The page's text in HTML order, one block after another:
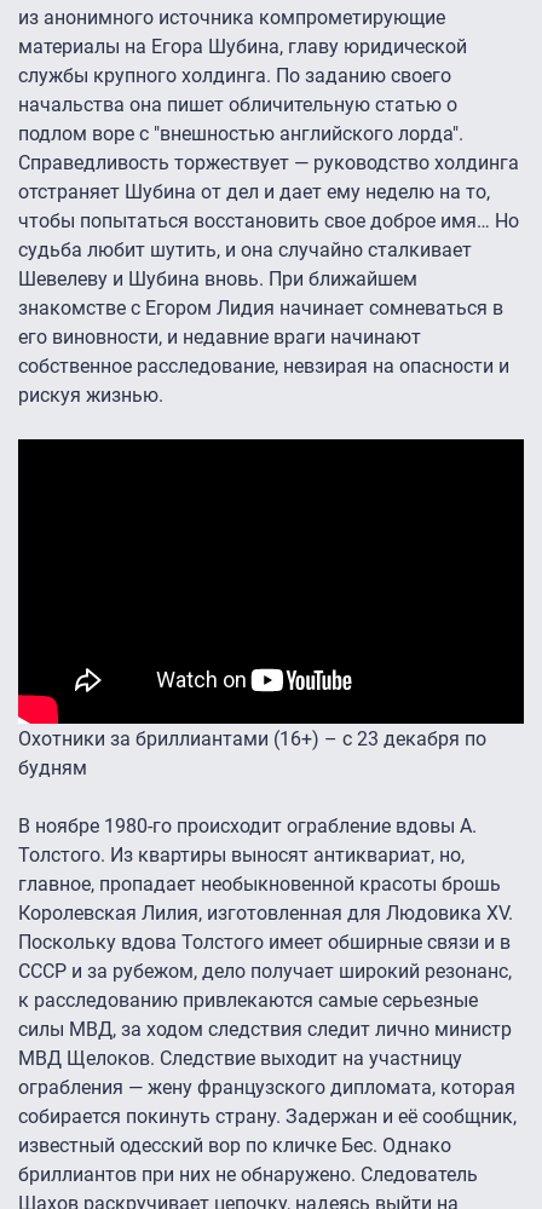
из анонимного источника компрометирующие
материалы на Егора Шубина, главу юридической
службы крупного холдинга. По заданию своего
начальства она пишет обличительную статью о
подлом воре с "внешностью английского лорда".
Справедливость торжествует — руководство холдинга
отстраняет Шубина от дел и дает ему неделю на то,
чтобы попытаться восстановить свое доброе имя… Но
судьба любит шутить, и она случайно сталкивает
Шевелеву и Шубина вновь. При ближайшем
знакомстве с Егором Лидия начинает сомневаться в
его виновности, и недавние враги начинают
собственное расследование, невзирая на опасности и
рискуя жизнью.
Охотники за бриллиантами (16+) – с 23 декабря по
будням
В ноябре 1980-го происходит ограбление вдовы А.
Толстого. Из квартиры выносят антиквариат, но,
главное, пропадает необыкновенной красоты брошь
Королевская Лилия, изготовленная для Людовика XV.
Поскольку вдова Толстого имеет обширные связи и в
СССР и за рубежом, дело получает широкий резонанс,
к расследованию привлекаются самые серьезные
силы МВД, за ходом следствия следит лично министр
МВД Щелоков. Следствие выходит на участницу
ограбления — жену французского дипломата, которая
собирается покинуть страну. Задержан и её сообщник,
известный одесский вор по кличке Бес. Однако
бриллиантов при них не обнаружено. Следователь
Шахов раскручивает цепочку, надеясь выйти на